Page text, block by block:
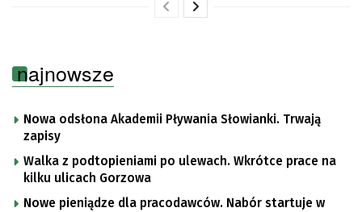
najnowsze
Nowa odsłona Akademii Pływania Słowianki. Trwają
zapisy
Walka z podtopieniami po ulewach. Wkrótce prace na
kilku ulicach Gorzowa
Nowe pieniądze dla pracodawców. Nabór startuje w